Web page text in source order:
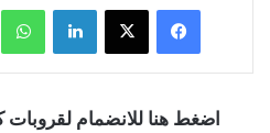
فيسبوك ‫X لينكدإن
اضغط هنا للانضمام